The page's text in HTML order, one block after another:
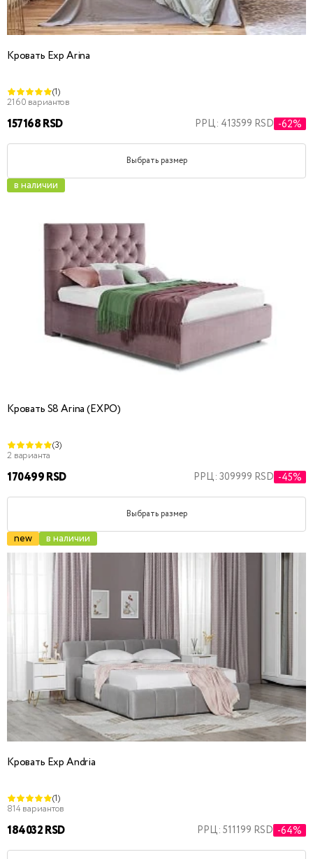
Кровать Exp Arina
(1)
2160 вариантов
157168 RSD РРЦ: 413599 RSD -62%
Выбрать размер
в наличии
Кровать S8 Arina (EXPO)
(3)
2 варианта
170499 RSD РРЦ: 309999 RSD -45%
Выбрать размер
new в наличии
Кровать Exp Andria
(1)
814 вариантов
184032 RSD РРЦ: 511199 RSD -64%